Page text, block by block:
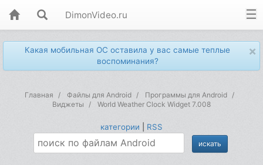
DimonVideo.ru
×
Какая мобильная ОС оставила у вас самые теплые
воспоминания?
Главная Файлы для Android
Программы для Android
Виджеты
World Weather Clock Widget 7.008
категории RSS